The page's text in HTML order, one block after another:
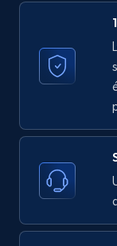
Video length,
8.1K+
Youtube -
by Explore
URL, Title,
Video